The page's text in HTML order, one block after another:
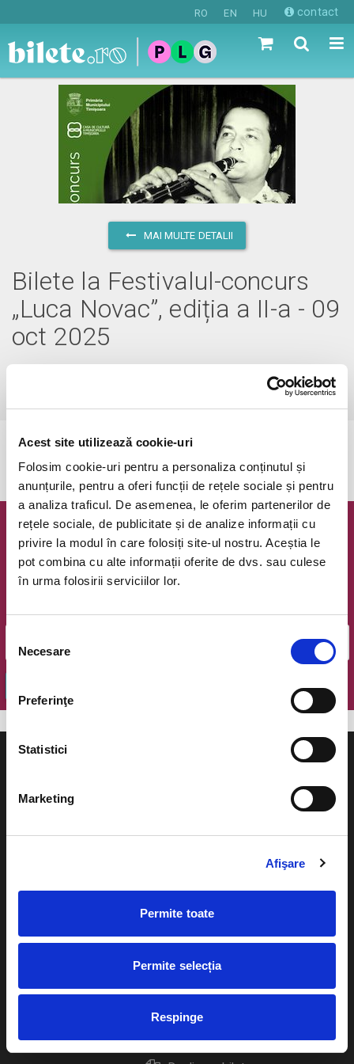
Acest site utilizează cookie-uri
Folosim cookie-uri pentru a personaliza conținutul și
anunțurile, pentru a oferi funcții de rețele sociale și pentru
a analiza traficul. De asemenea, le oferim partenerilor de
rețele sociale, de publicitate și de analize informații cu
privire la modul în care folosiți site-ul nostru. Aceștia le
pot combina cu alte informații oferite de dvs. sau culese
în urma folosirii serviciilor lor.
consimțământului
Necesare
Preferinţe
Statistici
Marketing
Afişare
Permite toate
Permite selecția
Respinge
RO EN HU contact
MAI MULTE DETALII
Bilete la Festivalul-concurs
„Luca Novac”, ediția a II-a - 09
oct 2025
vezi pe harta
Evenimentul a expirat.
Newsletter @ Bilete.ro
Oferte exclusive si o editie saptamanala cu cele mai noi
evenimente.
Cum comand bilete?
Plata online sau cash
Livrare prin curier
Returnare bilete
Diverse